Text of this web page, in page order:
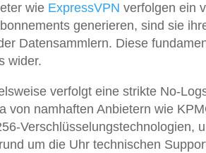
wie ExpressVPN verfolgen ein
generieren, sind sie
Datensammlern. Diese
wider.
verfolgt eine strikte No-
von namhaften Anbietern wie
Verschlüsselungstechnologien,
um die Uhr technischen